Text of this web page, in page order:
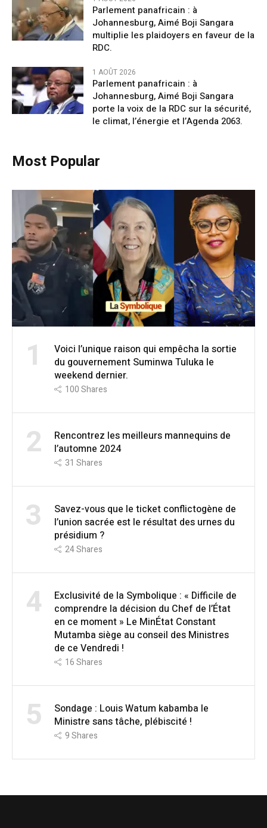
Parlement panafricain : à
Johannesburg, Aimé Boji Sangara
multiplie les plaidoyers en faveur de la
RDC.
1 AOÛT 2026
Parlement panafricain : à
Johannesburg, Aimé Boji Sangara
porte la voix de la RDC sur la sécurité,
le climat, l’énergie et l’Agenda 2063.
Most Popular
1
Voici l’unique raison qui empêcha la sortie
du gouvernement Suminwa Tuluka le
weekend dernier.
100Shares
2
Rencontrez les meilleurs mannequins de
l’automne 2024
31 Shares
3
Savez-vous que le ticket conflictogène de
l’union sacrée est le résultat des urnes du
présidium ?
24Shares
4
Exclusivité de la Symbolique : « Difficile de
comprendre la décision du Chef de l’État
en ce moment » Le MinÉtat Constant
Mutamba siège au conseil des Ministres
de ce Vendredi !
16Shares
5
Sondage : Louis Watum kabamba le
Ministre sans tâche, plébiscité !
9Shares